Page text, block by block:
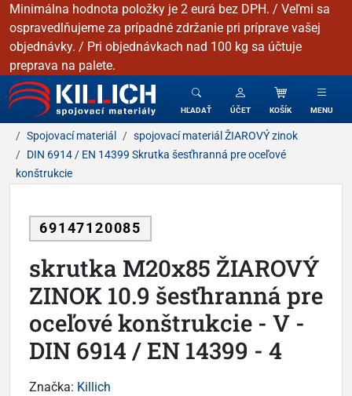
Minimálna hodnota položky je 2 eurá bez DPH. / Veľmi sa
ospravedlňujeme za prípadné zdržanie pri príprave vašej
objednávky. / Pri objednávkach nad 100 kg sa účtuje
preprava na palete.
KILLICH - Spojovacie materiály
HĽADAŤ ÚČET KOŠÍK MENU
Spojovací materiál
spojovací materiál ŽIAROVÝ zinok
DIN 6914 / EN 14399 Skrutka šesťhranná pre oceľové
konštrukcie
69147120085
skrutka M20x85 ŽIAROVÝ
ZINOK 10.9 šesťhranná pre
oceľové konštrukcie - V -
DIN 6914 / EN 14399 - 4
Značka: Killich